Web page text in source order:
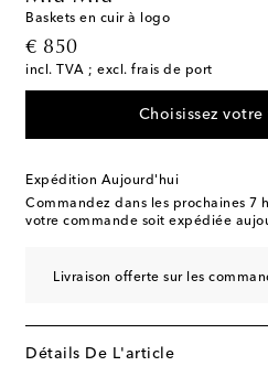
Baskets en cuir à logo
€ 850
original price
incl. TVA ; excl. frais de port
Choisissez
Expédition Aujourd'hui
Commandez dans les prochaines 7
votre commande soit expédiée
Livraison offerte sur les
Détails De L'article